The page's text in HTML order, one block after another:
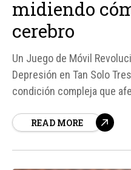
midiendo
cerebro
Un Juego de Móvil
Depresión en Tan Solo
condición compleja que
diagnóstico y tratamiento.
READ MORE